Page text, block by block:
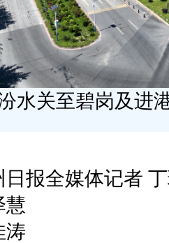
水关至碧岗及进
日报全媒体记者
慧
涛